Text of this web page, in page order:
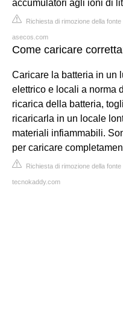
accumulatori agli ioni di
Richiesta di rimozione della fonte
asecos.com
Come caricare
Caricare la batteria in un
elettrico e locali a norma
ricarica della batteria,
ricaricarla in un locale
materiali infiammabili.
per caricare
Richiesta di rimozione della fonte
tecnokaddy.com